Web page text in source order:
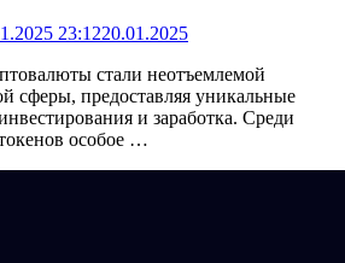
23:1220.01.2025
стали неотъемлемой
сферы, предоставляя уникальные
и заработка. Среди
особое …